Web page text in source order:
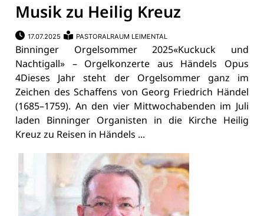
Musik zu Heilig Kreuz
17.07.2025 PASTORALRAUM LEIMENTAL
Binninger Orgelsommer 2025«Kuckuck und
Nachtigall» – Orgelkonzerte aus Händels Opus
4Dieses Jahr steht der Orgelsommer ganz im
Zeichen des Schaffens von Georg Friedrich Händel
(1685–1759). An den vier Mittwochabenden im Juli
laden Binninger Organisten in die Kirche Heilig
Kreuz zu Reisen in Händels ...